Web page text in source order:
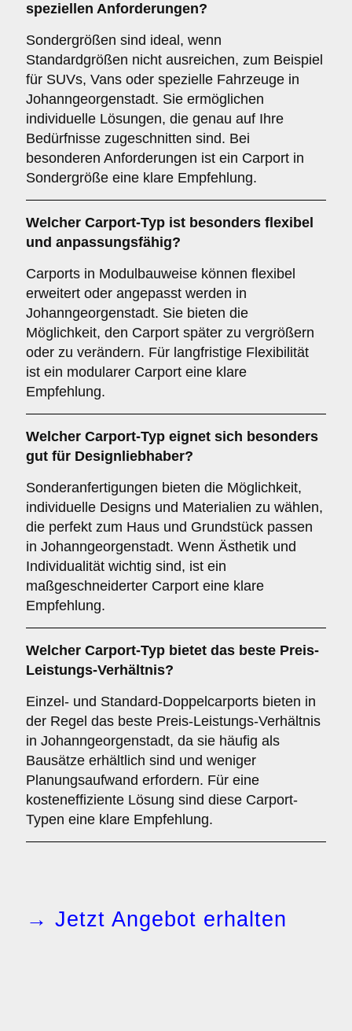
speziellen Anforderungen?
Sondergrößen sind ideal, wenn
Standardgrößen nicht ausreichen, zum Beispiel
für SUVs, Vans oder spezielle Fahrzeuge in
Johanngeorgenstadt. Sie ermöglichen
individuelle Lösungen, die genau auf Ihre
Bedürfnisse zugeschnitten sind. Bei
besonderen Anforderungen ist ein Carport in
Sondergröße eine klare Empfehlung.
Welcher Carport-Typ ist besonders flexibel
und anpassungsfähig?
Carports in Modulbauweise können flexibel
erweitert oder angepasst werden in
Johanngeorgenstadt. Sie bieten die
Möglichkeit, den Carport später zu vergrößern
oder zu verändern. Für langfristige Flexibilität
ist ein modularer Carport eine klare
Empfehlung.
Welcher Carport-Typ eignet sich besonders
gut für Designliebhaber?
Sonderanfertigungen bieten die Möglichkeit,
individuelle Designs und Materialien zu wählen,
die perfekt zum Haus und Grundstück passen
in Johanngeorgenstadt. Wenn Ästhetik und
Individualität wichtig sind, ist ein
maßgeschneiderter Carport eine klare
Empfehlung.
Welcher Carport-Typ bietet das beste Preis-
Leistungs-Verhältnis?
Einzel- und Standard-Doppelcarports bieten in
der Regel das beste Preis-Leistungs-Verhältnis
in Johanngeorgenstadt, da sie häufig als
Bausätze erhältlich sind und weniger
Planungsaufwand erfordern. Für eine
kosteneffiziente Lösung sind diese Carport-
Typen eine klare Empfehlung.
→ Jetzt Angebot erhalten